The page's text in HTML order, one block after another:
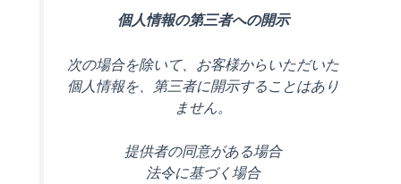
個人情報の第三者への開示
次の場合を除いて、お客様からいただいた
個人情報を、第三者に開示することはあり
ません。
提供者の同意がある場合
法令に基づく場合